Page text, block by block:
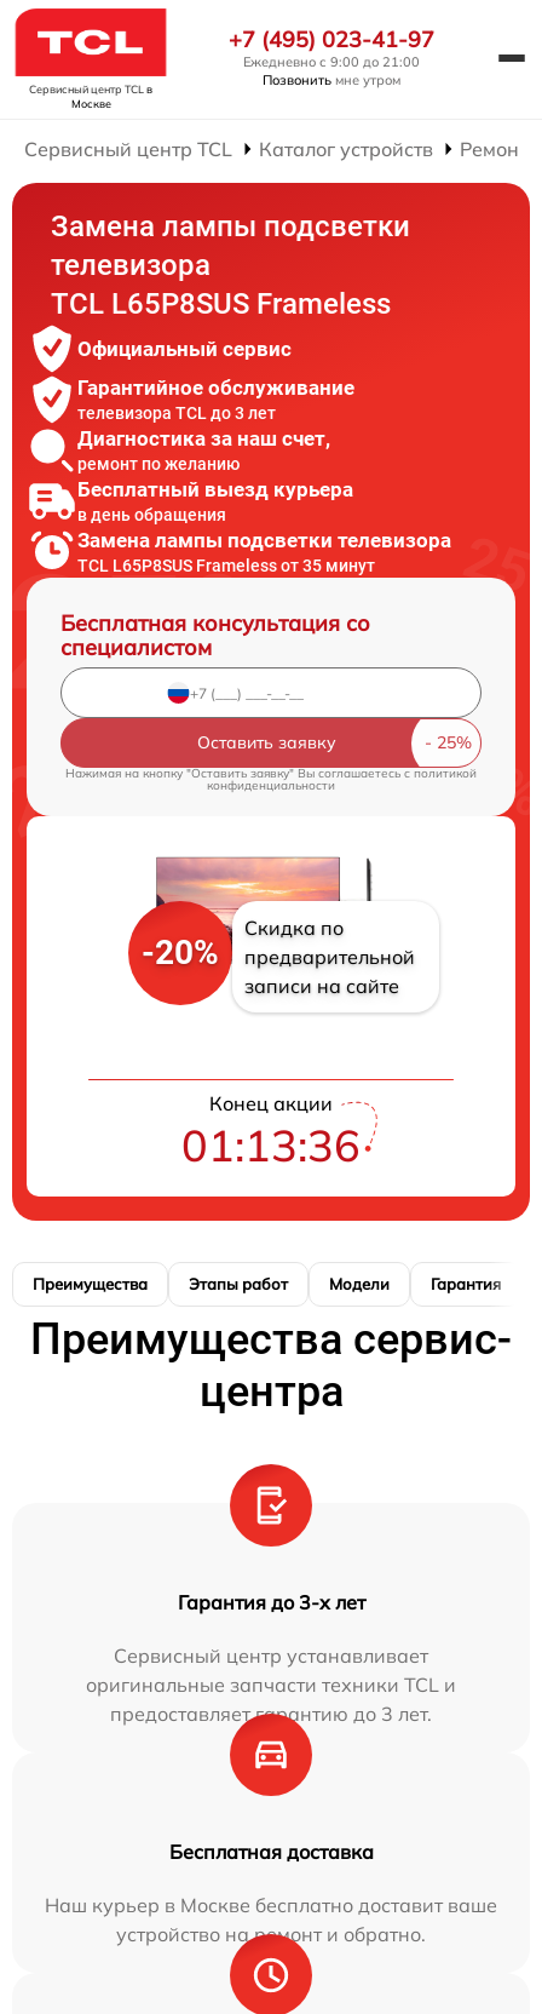
Сервисный центр TCL в
Москве
+7 (495) 023-41-97
Ежедневно с 9:00 до 21:00
Позвонить мне утром
Сервисный центр TCL Каталог устройств Ремонт
Замена лампы подсветки
телевизора
TCL L65P8SUS Frameless
Официальный сервис
Гарантийное обслуживание
телевизора TCL до 3 лет
Диагностика за наш счет,
ремонт по желанию
Бесплатный выезд курьера
в день обращения
Замена лампы подсветки телевизора
TCL L65P8SUS Frameless от 35 минут
Бесплатная консультация со
специалистом
Оставить заявку
Нажимая на кнопку "Оставить заявку" Вы соглашаетесь cполитикой
конфиденциальности
-20%
Скидка по
предварительной
записи на сайте
Конец акции
01:13:35
Преимущества Этапы работ Модели Гарантия
Преимущества сервис-
центра
Гарантия до 3-х лет
Сервисный центр устанавливает
оригинальные запчасти техники TCL и
предоставляет гарантию до 3 лет.
Бесплатная доставка
Наш курьер в Москве бесплатно доставит ваше
устройство на ремонт и обратно.